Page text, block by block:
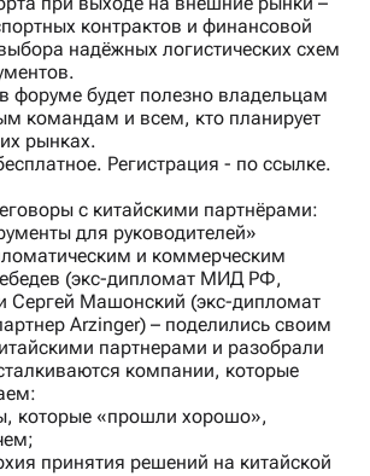
контрактов и финансовой
надёжных логистических схем
форуме будет полезно владельцам
командам и всем, кто планирует
рынках.
Регистрация - по ссылке.
с китайскими партнёрами:
для руководителей»
и коммерческим
(экс-дипломат МИД РФ,
Сергей Машонский (экс-дипломат
Arzinger) – поделились своим
партнерами и разобрали
компании, которые
которые «прошли хорошо»,
принятия решений на китайской